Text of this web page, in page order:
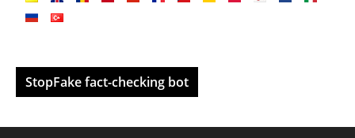
StopFake fact-checking bot